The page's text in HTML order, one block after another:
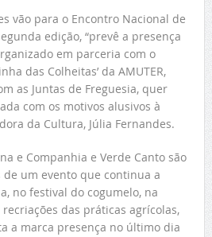
vão para o Encontro Nacional de
edição, “prevê a presença
em parceria com o
das Colheitas’ da AMUTER,
as Juntas de Freguesia, quer
com os motivos alusivos à
da Cultura, Júlia Fernandes.
e Companhia e Verde Canto são
um evento que continua a
no festival do cogumelo, na
recriações das práticas agrícolas,
a marca presença no último dia